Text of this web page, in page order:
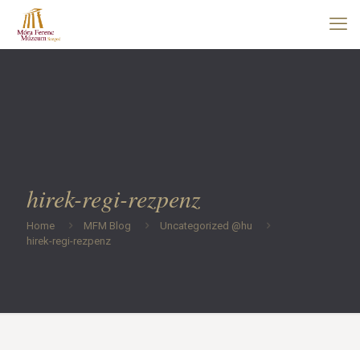
hirek-regi-rezpenz
Home MFM Blog
Uncategorized @hu
hirek-regi-rezpenz